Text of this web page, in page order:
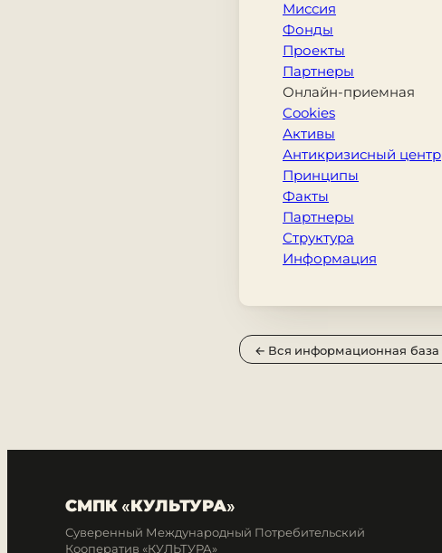
Миссия
Фонды
Проекты
Партнеры
Онлайн-приемная
Cookies
Активы
Антикризисный центр
Принципы
Факты
Партнеры
Структура
Информация
← Вся информационная база
СМПК «КУЛЬТУРА»
Суверенный Международный Потребительский
Кооператив «КУЛЬТУРА»